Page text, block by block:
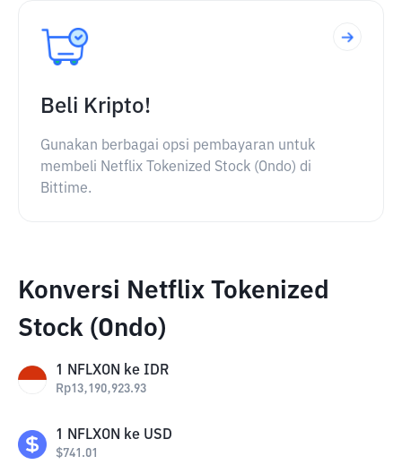
Beli Kripto!
Gunakan berbagai opsi pembayaran untuk
membeli Netflix Tokenized Stock (Ondo) di
Bittime.
Konversi Netflix Tokenized
Stock (Ondo)
1 NFLXON ke IDR
Rp13,190,923.93
1 NFLXON ke USD
$741.01